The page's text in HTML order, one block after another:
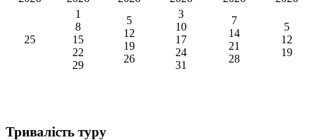
25
1
8
15
22
29
5
12
19
26
3
10
17
24
31
7
14
21
28
5
12
19
Тривалість туру